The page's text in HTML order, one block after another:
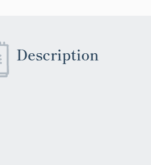
Description